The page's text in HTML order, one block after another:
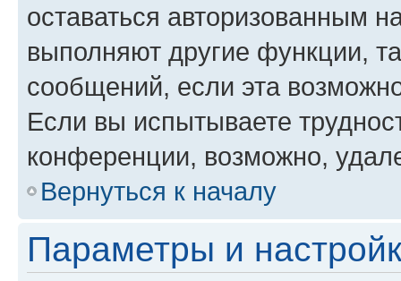
оставаться авторизованным
выполняют другие функции,
сообщений, если эта
Если вы испытываете
конференции, возможно,
Вернуться к началу
Параметры и